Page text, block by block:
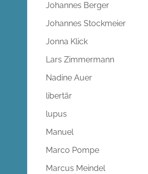
Johannes Berger
Johannes Stockmeier
Jonna Klick
Lars Zimmermann
Nadine Auer
libertär
lupus
Manuel
Marco Pompe
Marcus Meindel